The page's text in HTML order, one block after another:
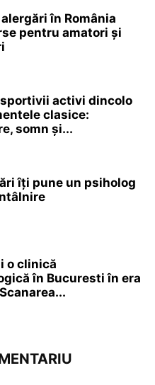
în România
pentru amatori și
activi dincolo
clasice:
somn și...
îți pune un psiholog
o clinică
în Bucuresti în era